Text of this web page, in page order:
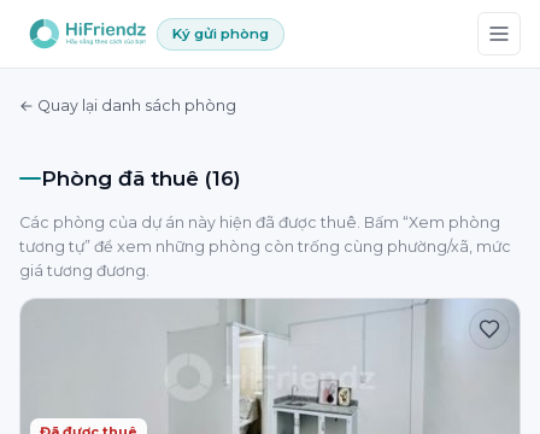
Ký gửi phòng
← Quay lại danh sách phòng
Phòng đã thuê (16)
Các phòng của dự án này hiện đã được thuê. Bấm “Xem phòng
tương tự” để xem những phòng còn trống cùng phường/xã, mức
giá tương đương.